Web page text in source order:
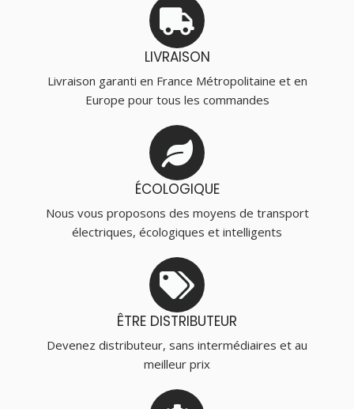
LIVRAISON
Livraison garanti en France Métropolitaine et en
Europe pour tous les commandes
ÉCOLOGIQUE
Nous vous proposons des moyens de transport
électriques, écologiques et intelligents
ÊTRE DISTRIBUTEUR
Devenez distributeur, sans intermédiaires et au
meilleur prix